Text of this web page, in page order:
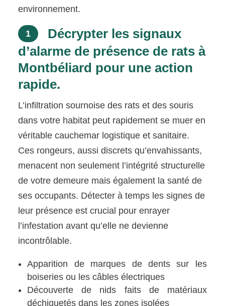
environnement.
1
Décrypter les signaux
d’alarme de présence de rats à
Montbéliard pour une action
rapide.
L’infiltration sournoise des rats et des souris
dans votre habitat peut rapidement se muer en
véritable cauchemar logistique et sanitaire.
Ces rongeurs, aussi discrets qu’envahissants,
menacent non seulement l’intégrité structurelle
de votre demeure mais également la santé de
ses occupants. Détecter à temps les signes de
leur présence est crucial pour enrayer
l’infestation avant qu’elle ne devienne
incontrôlable.
Apparition de marques de dents sur les
boiseries ou les câbles électriques
Découverte de nids faits de matériaux
déchiquetés dans les zones isolées